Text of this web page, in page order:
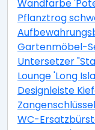
Wandfarbe
Pflanztrog
Gartenmöbel-
Untersetzer
Lounge 'Long
Designleiste
WC-